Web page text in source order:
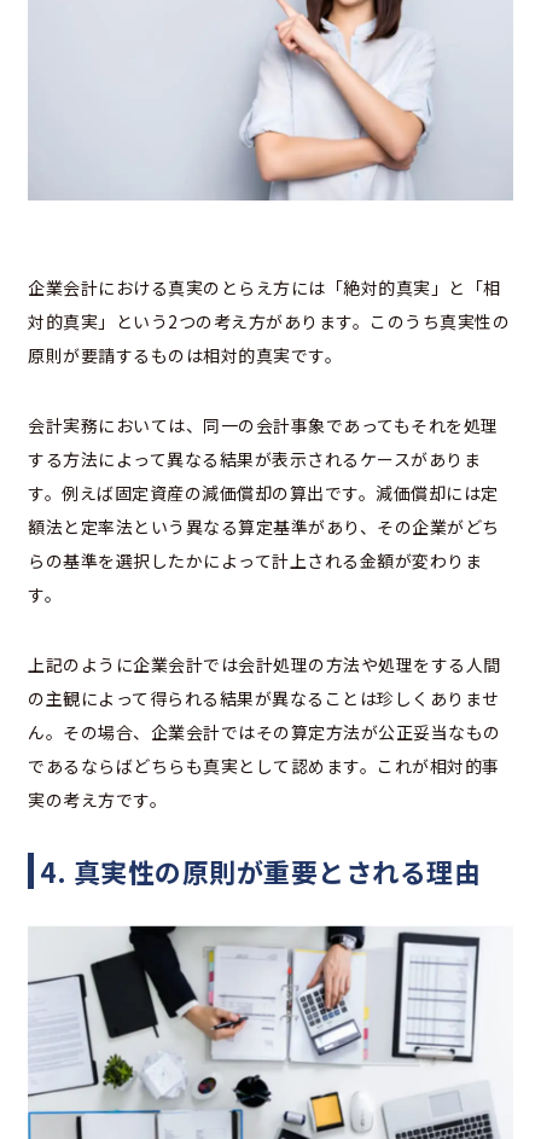
企業会計における真実のとらえ方には「絶対的真実」と「相
対的真実」という2つの考え方があります。このうち真実性の
原則が要請するものは相対的真実です。
会計実務においては、同一の会計事象であってもそれを処理
する方法によって異なる結果が表示されるケースがありま
す。例えば固定資産の減価償却の算出です。減価償却には定
額法と定率法という異なる算定基準があり、その企業がどち
らの基準を選択したかによって計上される金額が変わりま
す。
上記のように企業会計では会計処理の方法や処理をする人間
の主観によって得られる結果が異なることは珍しくありませ
ん。その場合、企業会計ではその算定方法が公正妥当なもの
であるならばどちらも真実として認めます。これが相対的事
実の考え方です。
4. 真実性の原則が重要とされる理由